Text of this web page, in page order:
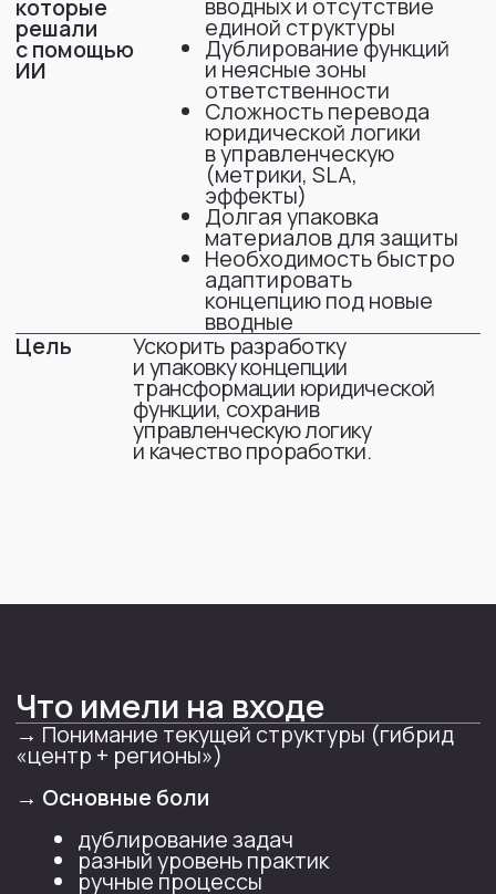
дублирование задач
разный уровень практик
ручные процессы
отсутствие единых стандартов
→ Требования бизнеса
→ Ожидания руководства
управляемость рисков
методологические материалы
(курсы, книги по юридическому
Важно: в AI не передавались
конфиденциальные данные.
использованы
Как выглядели промты
модели
по трансформации юридической
функции
Контекст: Компания переходит
от разрозненных юридических команд